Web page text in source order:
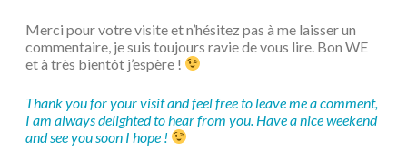
Merci pour votre visite et n’hésitez pas à me laisser un
commentaire, je suis toujours ravie de vous lire. Bon WE
et à très bientôt j’espère !
Thank you for your visit and feel free to leave me a comment,
I am always delighted to hear from you. Have a nice weekend
and see you soon I hope !